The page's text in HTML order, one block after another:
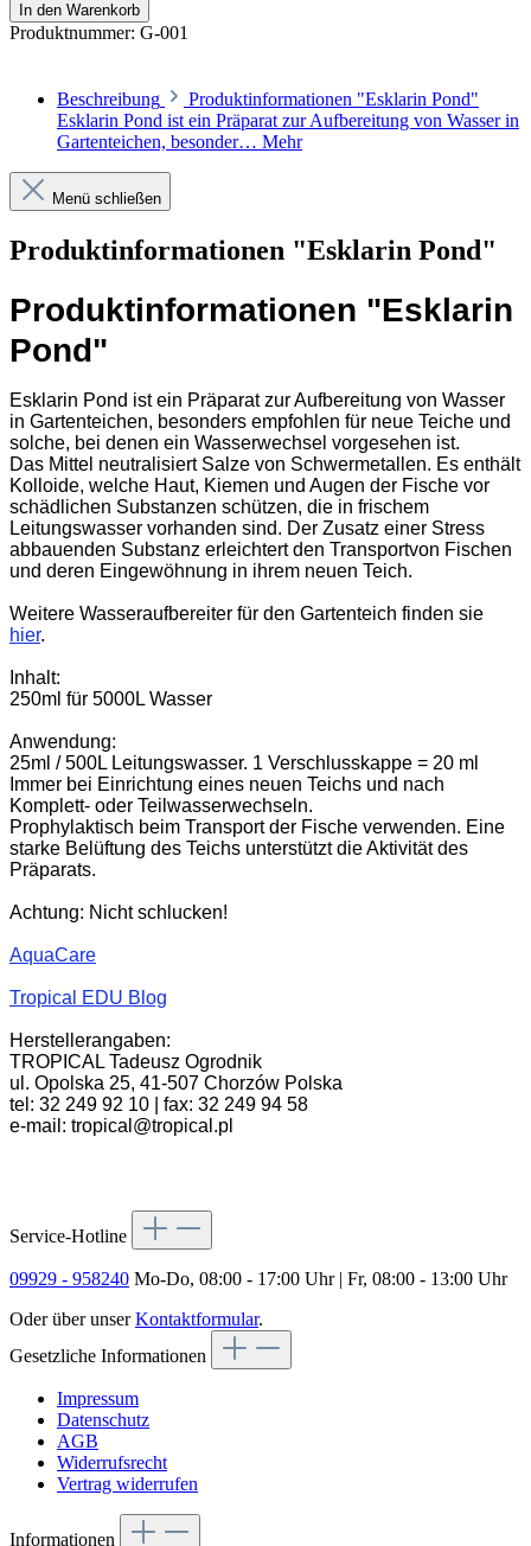
In den Warenkorb
Produktnummer: G-001
Beschreibung
Produktinformationen "Esklarin Pond"
Esklarin Pond ist ein Präparat zur Aufbereitung von Wasser in
Gartenteichen, besonder… Mehr
Menü schließen
Produktinformationen "Esklarin Pond"
Produktinformationen "Esklarin
Pond"
Esklarin Pond ist ein Präparat zur Aufbereitung von Wasser
in Gartenteichen, besonders empfohlen für neue Teiche und
solche, bei denen ein Wasserwechsel vorgesehen ist.
Das Mittel neutralisiert Salze von Schwermetallen. Es enthält
Kolloide, welche Haut, Kiemen und Augen der Fische vor
schädlichen Substanzen schützen, die in frischem
Leitungswasser vorhanden sind. Der Zusatz einer Stress
abbauenden Substanz erleichtert den Transportvon Fischen
und deren Eingewöhnung in ihrem neuen Teich.
Weitere Wasseraufbereiter für den Gartenteich finden sie
hier.
Inhalt:
250ml für 5000L Wasser
Anwendung:
25ml / 500L Leitungswasser. 1 Verschlusskappe = 20 ml
Immer bei Einrichtung eines neuen Teichs und nach
Komplett- oder Teilwasserwechseln.
Prophylaktisch beim Transport der Fische verwenden. Eine
starke Belüftung des Teichs unterstützt die Aktivität des
Präparats.
Achtung: Nicht schlucken!
AquaCare
Tropical EDU Blog
Herstellerangaben:
TROPICAL Tadeusz Ogrodnik
ul. Opolska 25, 41-507 Chorzów Polska
tel: 32 249 92 10 | fax: 32 249 94 58
e-mail: tropical@tropical.pl
Service-Hotline
09929 - 958240 Mo-Do, 08:00 - 17:00 Uhr | Fr, 08:00 - 13:00 Uhr
Oder über unserKontaktformular.
Gesetzliche Informationen
Impressum
Datenschutz
AGB
Widerrufsrecht
Vertrag widerrufen
Informationen